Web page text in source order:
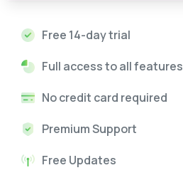
Free 14-day trial
Full access to all features
No credit card required
Premium Support
Free Updates